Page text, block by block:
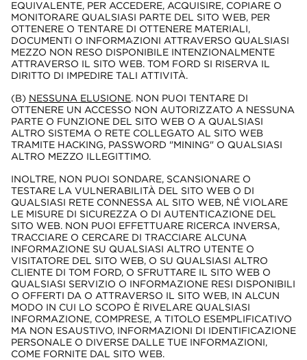
EQUIVALENTE, PER ACCEDERE, ACQUISIRE, COPIARE O
MONITORARE QUALSIASI PARTE DEL SITO WEB, PER
OTTENERE O TENTARE DI OTTENERE MATERIALI,
DOCUMENTI O INFORMAZIONI ATTRAVERSO QUALSIASI
MEZZO NON RESO DISPONIBILE INTENZIONALMENTE
ATTRAVERSO IL SITO WEB. TOM FORD SI RISERVA IL
DIRITTO DI IMPEDIRE TALI ATTIVITÀ.
(B) NESSUNA ELUSIONE. NON PUOI TENTARE DI
OTTENERE UN ACCESSO NON AUTORIZZATO A NESSUNA
PARTE O FUNZIONE DEL SITO WEB O A QUALSIASI
ALTRO SISTEMA O RETE COLLEGATO AL SITO WEB
TRAMITE HACKING, PASSWORD "MINING" O QUALSIASI
ALTRO MEZZO ILLEGITTIMO.
INOLTRE, NON PUOI SONDARE, SCANSIONARE O
TESTARE LA VULNERABILITÀ DEL SITO WEB O DI
QUALSIASI RETE CONNESSA AL SITO WEB, NÉ VIOLARE
LE MISURE DI SICUREZZA O DI AUTENTICAZIONE DEL
SITO WEB. NON PUOI EFFETTUARE RICERCA INVERSA,
TRACCIARE O CERCARE DI TRACCIARE ALCUNA
INFORMAZIONE SU QUALSIASI ALTRO UTENTE O
VISITATORE DEL SITO WEB, O SU QUALSIASI ALTRO
CLIENTE DI TOM FORD, O SFRUTTARE IL SITO WEB O
QUALSIASI SERVIZIO O INFORMAZIONE RESI DISPONIBILI
O OFFERTI DA O ATTRAVERSO IL SITO WEB, IN ALCUN
MODO IN CUI LO SCOPO È RIVELARE QUALSIASI
INFORMAZIONE, COMPRESE, A TITOLO ESEMPLIFICATIVO
MA NON ESAUSTIVO, INFORMAZIONI DI IDENTIFICAZIONE
PERSONALE O DIVERSE DALLE TUE INFORMAZIONI,
COME FORNITE DAL SITO WEB.